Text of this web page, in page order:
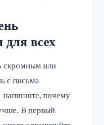
для всех
скромным или
с письма
напишите, почему
В первый